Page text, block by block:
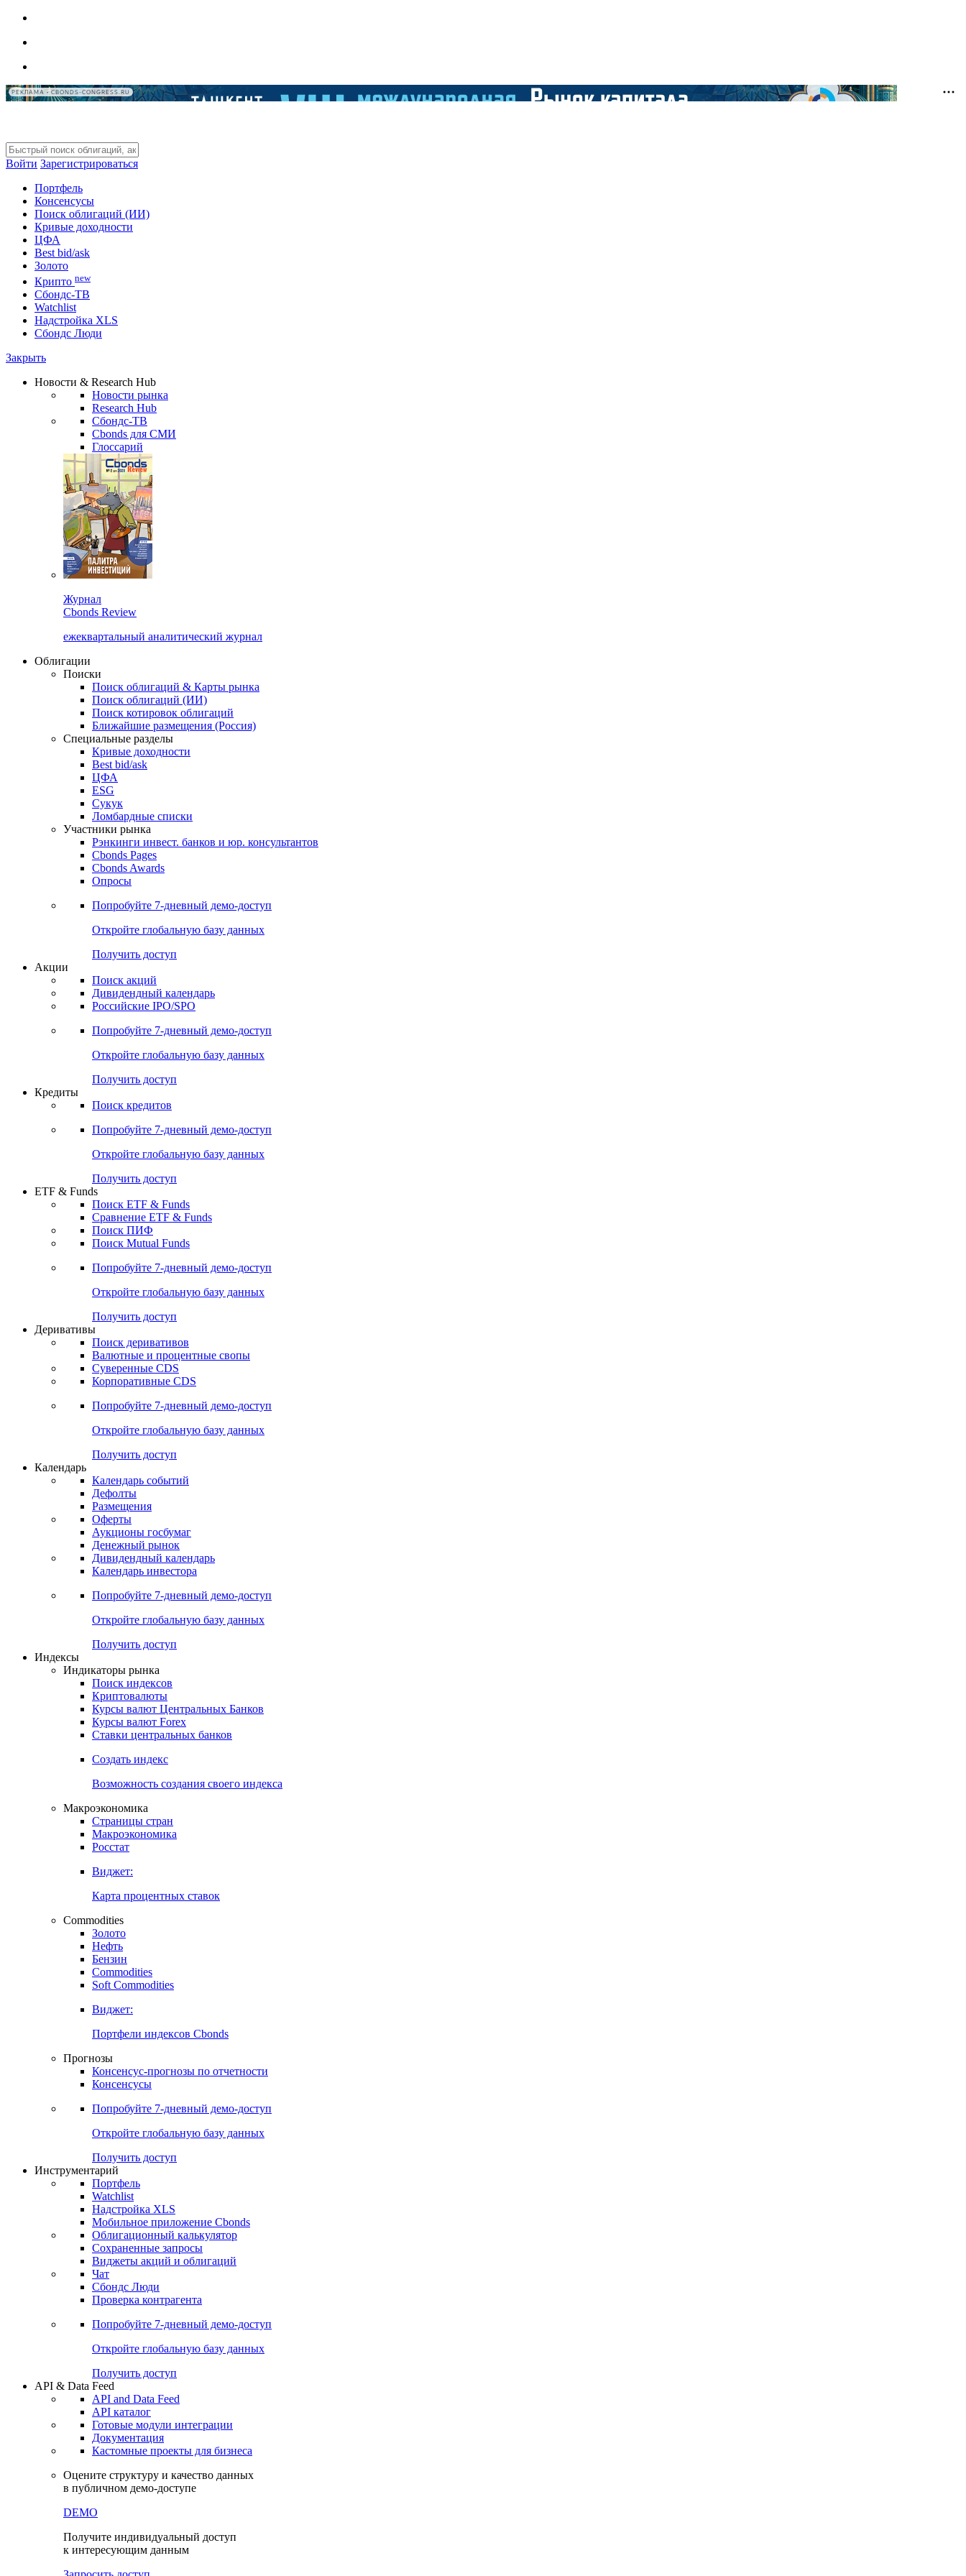
РЕКЛАМА • CBONDS-CONGRESS.RU
Войти Зарегистрироваться
Портфель
Консенсусы
Поиск облигаций (ИИ)
Кривые доходности
ЦФА
Best bid/ask
Золото
Крипто new
Сбондс-ТВ
Watchlist
Надстройка XLS
Сбондс Люди
Закрыть
Новости & Research Hub
Новости рынка
Research Hub
Сбондс-ТВ
Cbonds для СМИ
Глоссарий
Журнал
Cbonds Review
ежеквартальный аналитический журнал
Облигации
Поиски
Поиск облигаций & Карты рынка
Поиск облигаций (ИИ)
Поиск котировок облигаций
Ближайшие размещения (Россия)
Специальные разделы
Кривые доходности
Best bid/ask
ЦФА
ESG
Сукук
Ломбардные списки
Участники рынка
Рэнкинги инвест. банков и юр. консультантов
Cbonds Pages
Cbonds Awards
Опросы
Попробуйте 7-дневный демо-доступ
Откройте глобальную базу данных
Получить доступ
Акции
Поиск акций
Дивидендный календарь
Российские IPO/SPO
Попробуйте 7-дневный демо-доступ
Откройте глобальную базу данных
Получить доступ
Кредиты
Поиск кредитов
Попробуйте 7-дневный демо-доступ
Откройте глобальную базу данных
Получить доступ
ETF & Funds
Поиск ETF & Funds
Сравнение ETF & Funds
Поиск ПИФ
Поиск Mutual Funds
Попробуйте 7-дневный демо-доступ
Откройте глобальную базу данных
Получить доступ
Деривативы
Поиск деривативов
Валютные и процентные свопы
Суверенные CDS
Корпоративные CDS
Попробуйте 7-дневный демо-доступ
Откройте глобальную базу данных
Получить доступ
Календарь
Календарь событий
Дефолты
Размещения
Оферты
Аукционы госбумаг
Денежный рынок
Дивидендный календарь
Календарь инвестора
Попробуйте 7-дневный демо-доступ
Откройте глобальную базу данных
Получить доступ
Индексы
Индикаторы рынка
Поиск индексов
Криптовалюты
Курсы валют Центральных Банков
Курсы валют Forex
Ставки центральных банков
Создать индекс
Возможность создания своего индекса
Макроэкономика
Страницы стран
Макроэкономика
Росстат
Виджет:
Карта процентных ставок
Commodities
Золото
Нефть
Бензин
Commodities
Soft Commodities
Виджет:
Портфели индексов Cbonds
Прогнозы
Консенсус-прогнозы по отчетности
Консенсусы
Попробуйте 7-дневный демо-доступ
Откройте глобальную базу данных
Получить доступ
Инструментарий
Портфель
Watchlist
Надстройка XLS
Мобильное приложение Cbonds
Облигационный калькулятор
Сохраненные запросы
Виджеты акций и облигаций
Чат
Сбондс Люди
Проверка контрагента
Попробуйте 7-дневный демо-доступ
Откройте глобальную базу данных
Получить доступ
API & Data Feed
API and Data Feed
API каталог
Готовые модули интеграции
Документация
Кастомные проекты для бизнеса
Оцените структуру и качество данных
в публичном демо-доступе
DEMO
Получите индивидуальный доступ
к интересующим данным